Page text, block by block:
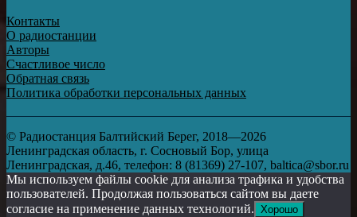
Контакты
О радиостанции
Авторы
Счастливое число
Обратная связь
Политика обработки персональных данных
© Радиостанция Балтийский Берег, 2018—2026
Ленинградская область, г. Сосновый Бор, улица
Ленинградская, д.46, телефон: 8 (81369) 27-107, baltica@sbor.ru
Мы используем файлы cookie для анализа трафика и удобства
пользователей. Продолжая пользоваться сайтом вы даете
согласие на применение данных технологий. Хорошо